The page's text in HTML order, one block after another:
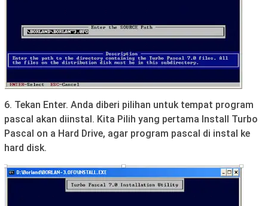
6. Tekan Enter. Anda diberi pilihan untuk tempat program
pascal akan diinstal. Kita Pilih yang pertama Install Turbo
Pascal on a Hard Drive, agar program pascal di instal ke
hard disk.